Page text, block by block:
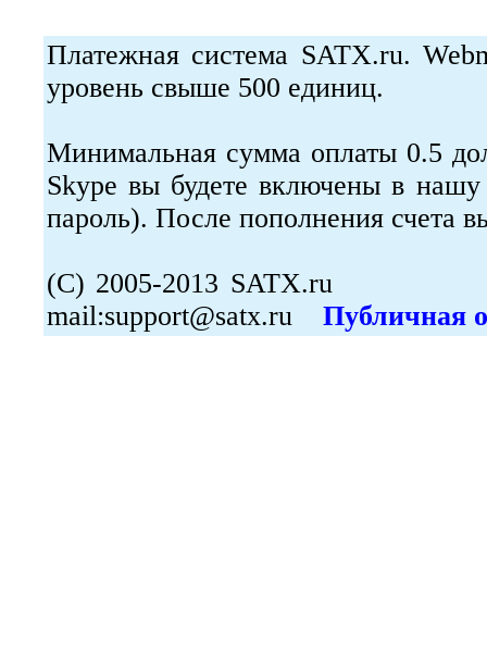
Платежная система SATX.ru.
уровень свыше 500 единиц.
Минимальная сумма оплаты 0.5
Skype вы будете включены в
пароль). После пополнения счета
(С) 2005-2013
mail:support@satx.ru Публичная